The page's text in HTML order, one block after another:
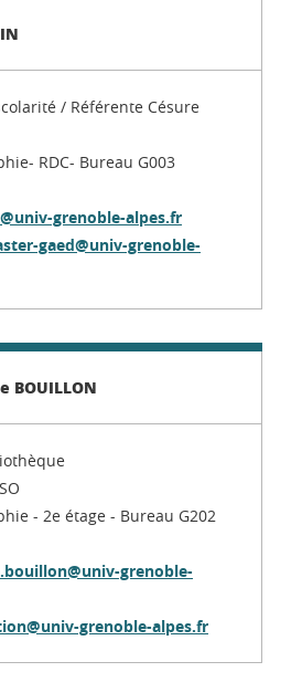
/ Référente Césure
RDC- Bureau G003
grenoble-alpes.fr
gaed@univ-grenoble-
BOUILLON
- 2e étage - Bureau G202
grenoble-
grenoble-alpes.fr